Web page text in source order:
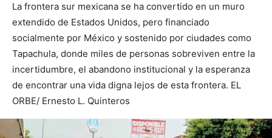
La frontera sur mexicana se ha convertido en un muro
extendido de Estados Unidos, pero financiado
socialmente por México y sostenido por ciudades como
Tapachula, donde miles de personas sobreviven entre la
incertidumbre, el abandono institucional y la esperanza
de encontrar una vida digna lejos de esta frontera. EL
ORBE/ Ernesto L. Quinteros